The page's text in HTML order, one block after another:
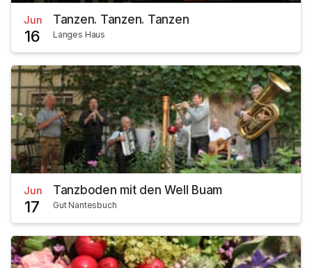
Jun
16
Tanzen. Tanzen. Tanzen
Langes Haus
Jun
17
Tanzboden mit den Well Buam
Gut Nantesbuch